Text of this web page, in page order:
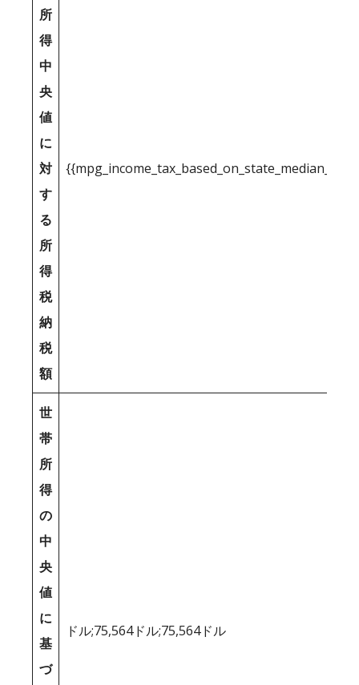
所
得
中
央
値
に
対
す
る
所
得
税
納
税
額
世
帯
所
得
の
中
央
値
に
基
づ
ドル;75,564ドル;75,564ドル